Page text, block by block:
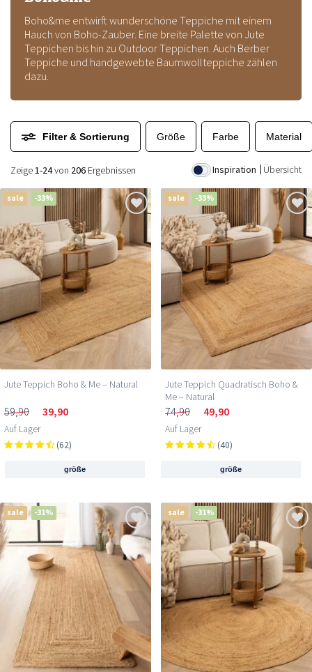
Boho&me entwirft wunderschöne Teppiche mit einem
Hauch von Boho-Zauber. Eine breite Palette von Jute
Teppichen bis hin zu Outdoor Teppichen. Auch Berber
Teppiche und handgewebte Baumwollteppiche zählen
dazu.
Filter & Sortierung Größe Farbe Material
Inspiration Übersicht
Zeige1-24von 206 Ergebnissen
sale -33%
Jute Teppich Boho & Me – Natural
59,90 39,90
Auf Lager
(62)
größe
sale -33%
Jute Teppich Quadratisch Boho &
Me – Natural
74,90 49,90
Auf Lager
(40)
größe
sale -31% sale -31%